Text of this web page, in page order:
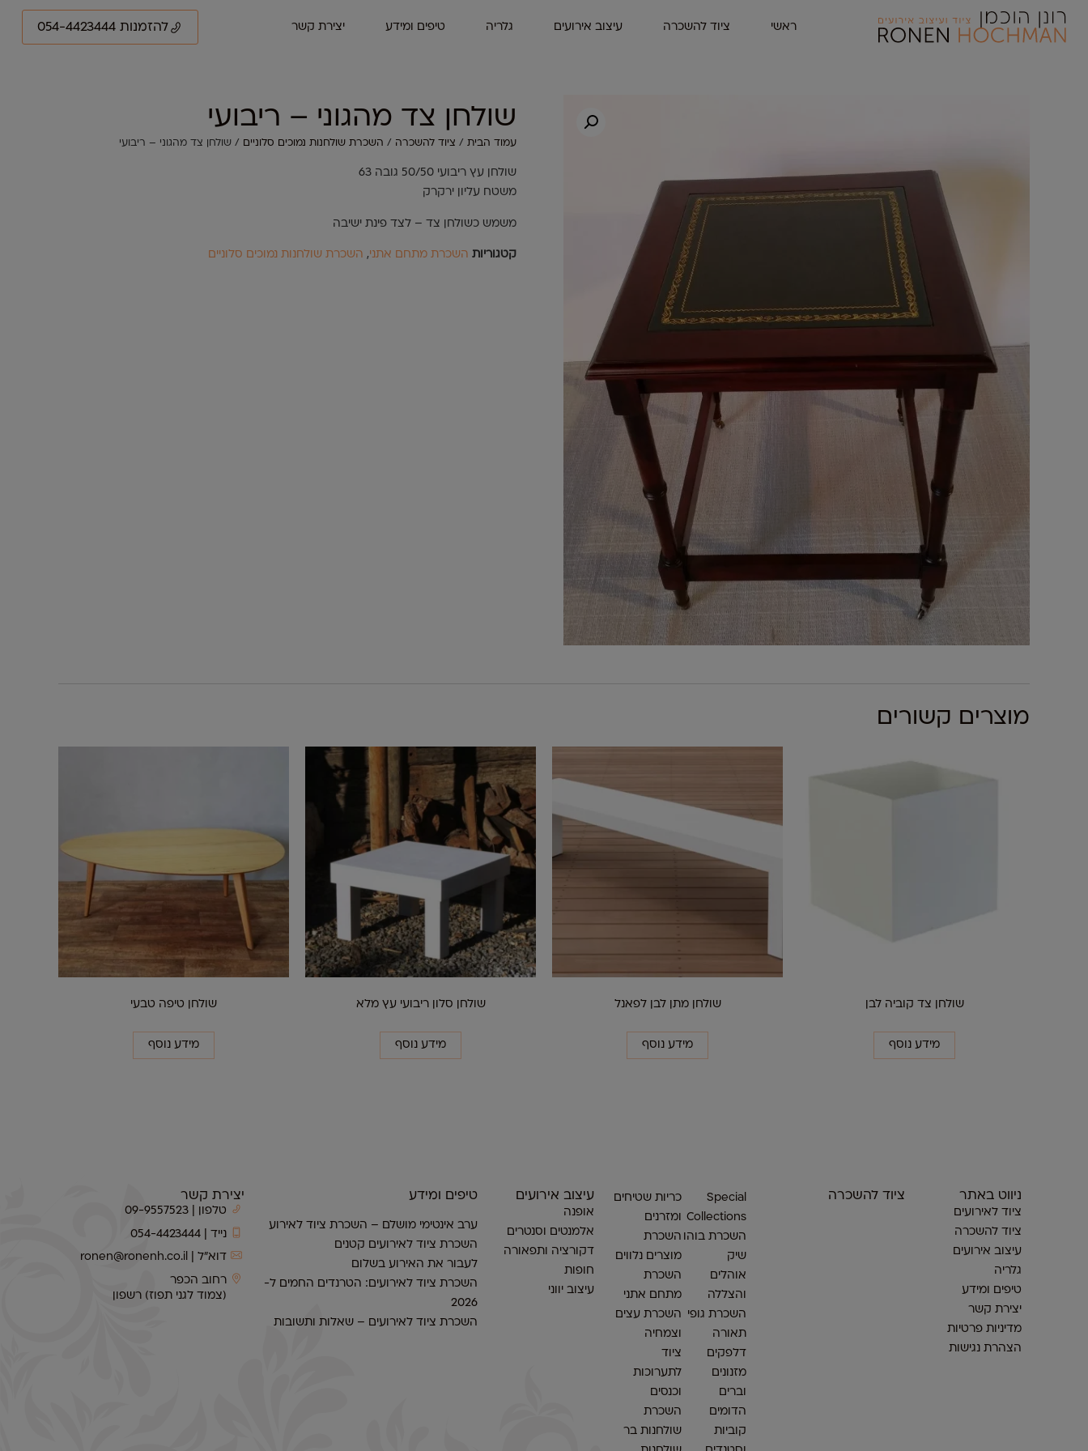
ראשי ציוד להשכרה עיצוב אירועים גלריה טיפים ומידע יצירת קשר להזמנות 054-4423444
שולחן צד מהגוני – ריבועי
עמוד הבית / ציוד להשכרה / השכרת שולחנות נמוכים סלוניים / שולחן צד מהגוני – ריבועי
שולחן עץ ריבועי 50/50 גובה 63
משטח עליון ירקרק
משמש כשולחן צד – לצד פינת ישיבה
קטגוריות השכרת מתחם אתני, השכרת שולחנות נמוכים סלוניים
מוצרים קשורים
שולחן צד קוביה לבן
מידע נוסף
שולחן מתן לבן לפאנל
מידע נוסף
שולחן סלון ריבועי עץ מלא
מידע נוסף
שולחן טיפה טבעי
מידע נוסף
ניווט באתר
ציוד לאירועים
ציוד להשכרה
עיצוב אירועים
גלריה
טיפים ומידע
יצירת קשר
מדיניות פרטיות
הצהרת נגישות
ציוד להשכרה
Special
Collections
השכרת בוהו
שיק
אוהלים
והצללה
השכרת גופי
תאורה
דלפקים
מזנונים
וברים
הדומים
קוביות
כריות שטיחים
ומזרנים
השכרת
מוצרים נלווים
השכרת
מתחם אתני
השכרת עצים
וצמחיה
ציוד
לתערוכות
וכנסים
השכרת
שולחנות בר
עיצוב אירועים
אופנה
אלמנטים וסנטרים
דקורציה ותפאורה
חופות
עיצוב יווני
טיפים ומידע
ערב אינטימי מושלם – השכרת ציוד לאירוע
השכרת ציוד לאירועים קטנים
לעבור את האירוע בשלום
השכרת ציוד לאירועים: הטרנדים החמים ל-
2026
השכרת ציוד לאירועים – שאלות ותשובות
יצירת קשר
טלפון | 09-9557523
נייד | 054-4423444
דוא״ל | ronen@ronenh.co.il
רחוב הכפר
(צמוד לגני תפוז) רשפון